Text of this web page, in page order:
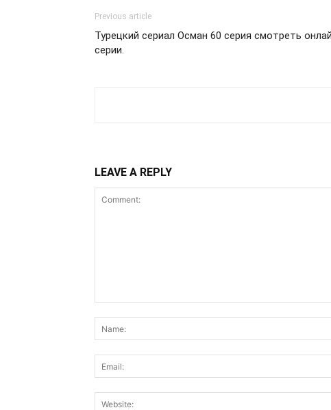
Previous article
Турецкий сериал Осман 60 серия смотреть
серии.
LEAVE A REPLY